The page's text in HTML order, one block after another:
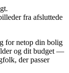
fra afsluttede
for netop din bolig
og dit budget —
der passer